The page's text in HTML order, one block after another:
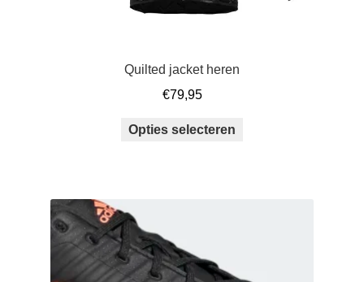
Quilted jacket heren
€79,95
Opties selecteren